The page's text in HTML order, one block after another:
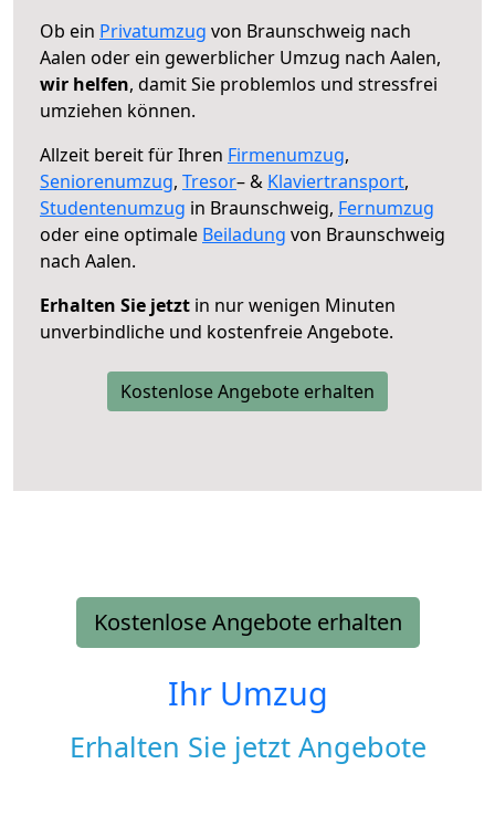
Ob ein Privatumzug von Braunschweig nach
Aalen oder ein gewerblicher Umzug nach Aalen,
wir helfen, damit Sie problemlos und stressfrei
umziehen können.
Allzeit bereit für Ihren Firmenumzug,
Seniorenumzug, Tresor– & Klaviertransport,
Studentenumzug in Braunschweig, Fernumzug
oder eine optimale Beiladung von Braunschweig
nach Aalen.
Erhalten Sie jetzt in nur wenigen Minuten
unverbindliche und kostenfreie Angebote.
Kostenlose Angebote erhalten
Kostenlose Angebote erhalten
Ihr Umzug
Erhalten Sie jetzt Angebote